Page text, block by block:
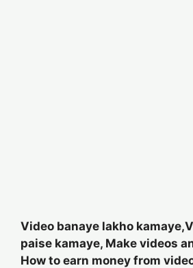
Video banaye lakho
paise kamaye, Make videos
How to earn money from